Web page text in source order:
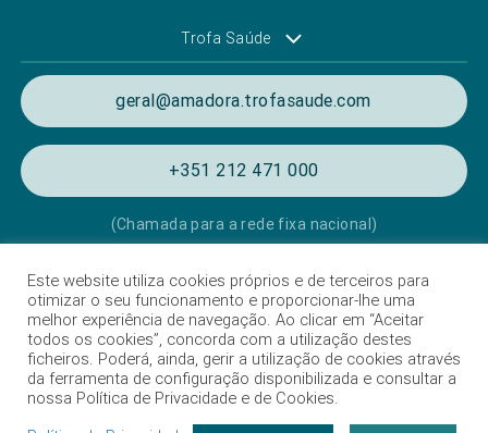
Trofa Saúde
geral@amadora.trofasaude.com
+351 212 471 000
(Chamada para a rede fixa nacional)
Política de Privacidade e Cookies
Termos e condições de utilização
Listagem das Unidades Hospitalares
Proteção de Dados
Este website utiliza cookies próprios e de terceiros para
otimizar o seu funcionamento e proporcionar-lhe uma
melhor experiência de navegação. Ao clicar em “Aceitar
todos os cookies”, concorda com a utilização destes
ficheiros. Poderá, ainda, gerir a utilização de cookies através
da ferramenta de configuração disponibilizada e consultar a
nossa Política de Privacidade e de Cookies.